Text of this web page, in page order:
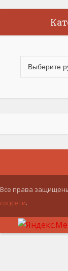
Все права
соцсети.